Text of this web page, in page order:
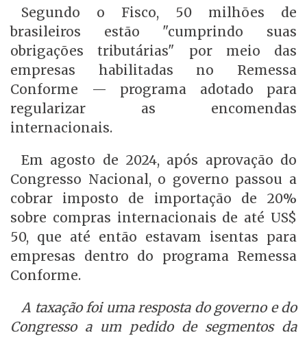
Segundo o Fisco, 50 milhões de
brasileiros estão "cumprindo suas
obrigações tributárias" por meio das
empresas habilitadas no Remessa
Conforme — programa adotado para
regularizar as encomendas
internacionais.
Em agosto de 2024, após aprovação do
Congresso Nacional, o governo passou a
cobrar imposto de importação de 20%
sobre compras internacionais de até US$
50, que até então estavam isentas para
empresas dentro do programa Remessa
Conforme.
A taxação foi uma resposta do governo e do
Congresso a um pedido de segmentos da